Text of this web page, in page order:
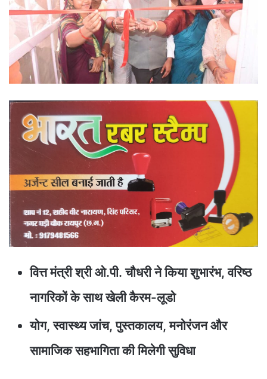
वित्त मंत्री श्री ओ.पी. चौधरी ने किया शुभारंभ, वरिष्ठ
नागरिकों के साथ खेली कैरम-लूडो
योग, स्वास्थ्य जांच, पुस्तकालय, मनोरंजन और
सामाजिक सहभागिता की मिलेगी सुविधा